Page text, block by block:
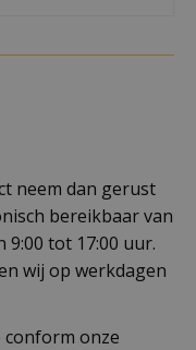
neem dan gerust
bereikbaar van
tot 17:00 uur.
wij op werkdagen
conform onze